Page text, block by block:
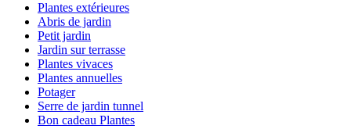
Plantes extérieures
Abris de jardin
Petit jardin
Jardin sur terrasse
Plantes vivaces
Plantes annuelles
Potager
Serre de jardin tunnel
Bon cadeau Plantes